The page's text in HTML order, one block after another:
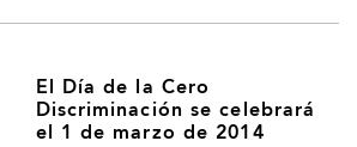
El Día de la Cero
Discriminación se celebrará
el 1 de marzo de 2014